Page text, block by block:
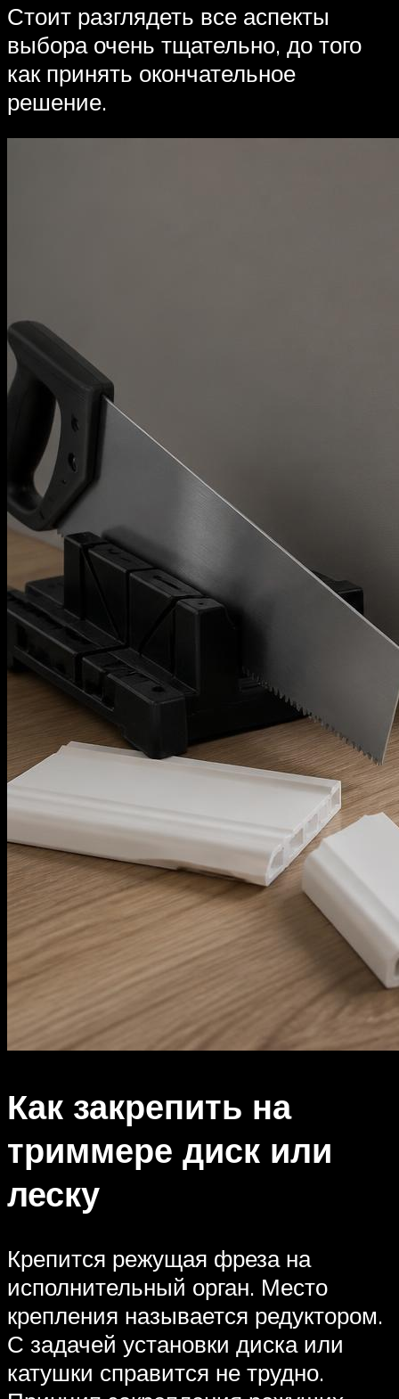
Стоит разглядеть все аспекты
выбора очень тщательно, до того
как принять окончательное
решение.
Как закрепить на
триммере диск или
леску
Крепится режущая фреза на
исполнительный орган. Место
крепления называется редуктором.
С задачей установки диска или
катушки справится не трудно.